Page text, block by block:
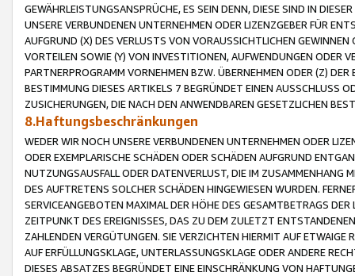
GEWÄHRLEISTUNGSANSPRÜCHE, ES SEIN DENN, DIESE SIND IN
UNSERE VERBUNDENEN UNTERNEHMEN ODER LIZENZGEBER FÜR
AUFGRUND (X) DES VERLUSTS VON VORAUSSICHTLICHEN
VORTEILEN SOWIE (Y) VON INVESTITIONEN, AUFWENDUNGEN ODER
PARTNERPROGRAMM VORNEHMEN BZW. ÜBERNEHMEN ODER (Z)
BESTIMMUNG DIESES ARTIKELS 7 BEGRÜNDET EINEN AUSSCHLUSS
ZUSICHERUNGEN, DIE NACH DEN ANWENDBAREN GESETZLICHEN
8.Haftungsbeschränkungen
WEDER WIR NOCH UNSERE VERBUNDENEN UNTERNEHMEN ODER
ODER EXEMPLARISCHE SCHÄDEN ODER SCHÄDEN AUFGRUND
NUTZUNGSAUSFALL ODER DATENVERLUST, DIE IM ZUSAMMENHANG
DES AUFTRETENS SOLCHER SCHÄDEN HINGEWIESEN WURDEN.
SERVICEANGEBOTEN MAXIMAL DER HÖHE DES GESAMTBETRAGS
ZEITPUNKT DES EREIGNISSES, DAS ZU DEM ZULETZT
ZAHLENDEN VERGÜTUNGEN. SIE VERZICHTEN HIERMIT AUF
AUF ERFÜLLUNGSKLAGE, UNTERLASSUNGSKLAGE ODER ANDERE
DIESES ABSATZES BEGRÜNDET EINE EINSCHRÄNKUNG VON